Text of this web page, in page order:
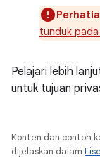
tunduk pada
Pelajari lebih
untuk tujuan
Konten dan contoh
dijelaskan dalam